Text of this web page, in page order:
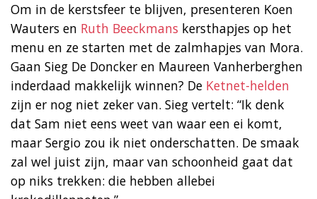
Om in de kerstsfeer te blijven, presenteren Koen
Wauters en Ruth Beeckmans kersthapjes op het
menu en ze starten met de zalmhapjes van Mora.
Gaan Sieg De Doncker en Maureen Vanherberghen
inderdaad makkelijk winnen? De Ketnet-helden
zijn er nog niet zeker van. Sieg vertelt: “Ik denk
dat Sam niet eens weet van waar een ei komt,
maar Sergio zou ik niet onderschatten. De smaak
zal wel juist zijn, maar van schoonheid gaat dat
op niks trekken: die hebben allebei